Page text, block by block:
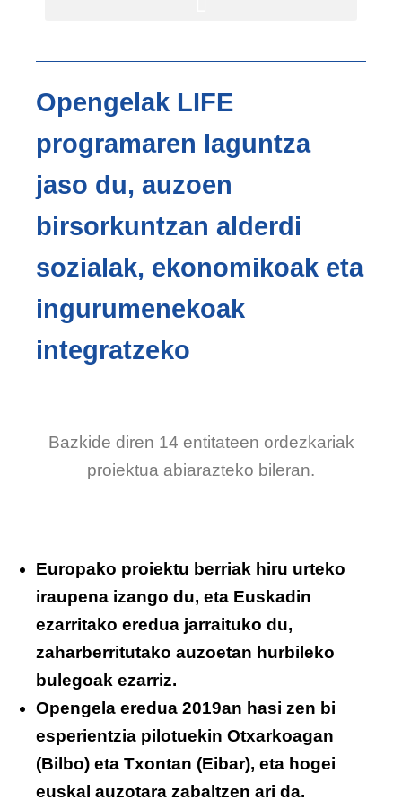
Opengelak LIFE
programaren laguntza
jaso du, auzoen
birsorkuntzan alderdi
sozialak, ekonomikoak eta
ingurumenekoak
integratzeko
Bazkide diren 14 entitateen ordezkariak
proiektua abiarazteko bileran.
Europako proiektu berriak hiru urteko
iraupena izango du, eta Euskadin
ezarritako eredua jarraituko du,
zaharberritutako auzoetan hurbileko
bulegoak ezarriz.
Opengela eredua 2019an hasi zen bi
esperientzia pilotuekin Otxarkoagan
(Bilbo) eta Txontan (Eibar), eta hogei
euskal auzotara zabaltzen ari da.